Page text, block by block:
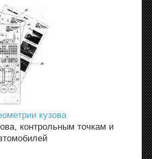
кузова
контрольным точкам и